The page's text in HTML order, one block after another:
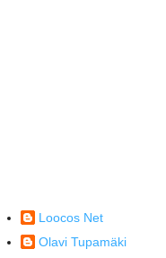
Loocos Net
Olavi Tupamäki